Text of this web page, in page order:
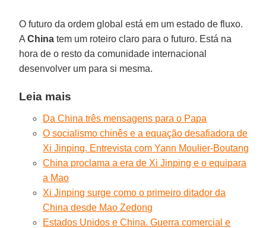
O futuro da ordem global está em um estado de fluxo.
AChina tem um roteiro claro para o futuro. Está na
hora de o resto da comunidade internacional
desenvolver um para si mesma.
Leia mais
Da China três mensagens para o Papa
O socialismo chinês e a equação desafiadora de
Xi Jinping. Entrevista com Yann Moulier-Boutang
China proclama a era de Xi Jinping e o equipara
a Mao
Xi Jinping surge como o primeiro ditador da
China desde Mao Zedong
Estados Unidos e China. Guerra comercial e